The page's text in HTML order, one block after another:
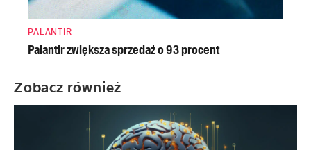
PALANTIR
Palantir zwiększa sprzedaż o 93 procent
Zobacz również